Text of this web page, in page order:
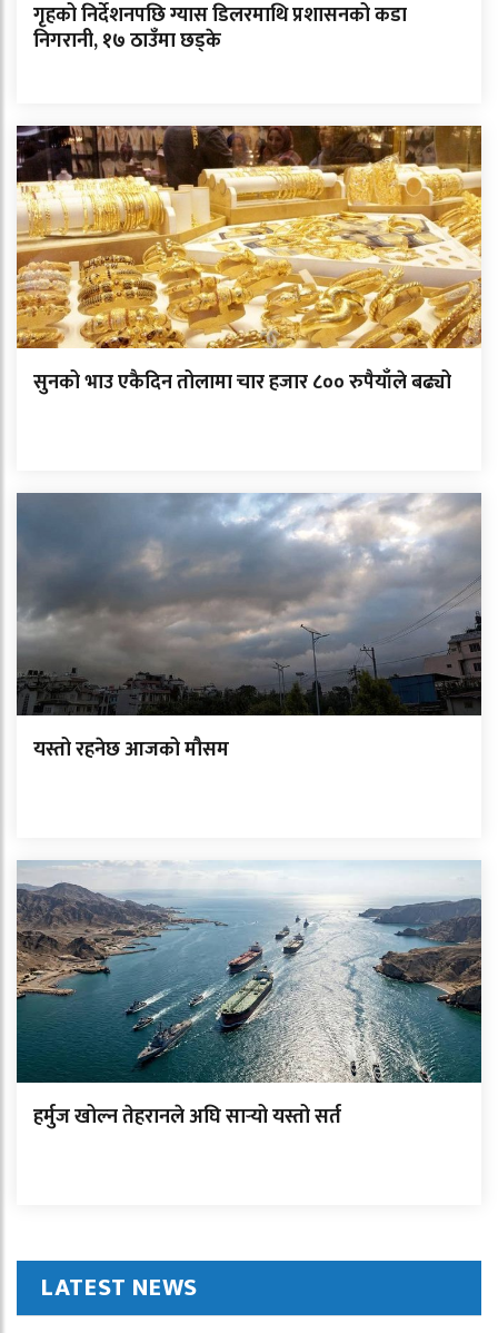
गृहको निर्देशनपछि ग्यास डिलरमाथि प्रशासनको कडा
निगरानी, १७ ठाउँमा छड्के
सुनको भाउ एकैदिन तोलामा चार हजार ८०० रुपैयाँले बढ्यो
यस्तो रहनेछ आजको मौसम
हर्मुज खोल्न तेहरानले अघि सार्‍यो यस्तो सर्त
LATEST NEWS